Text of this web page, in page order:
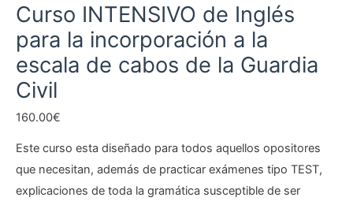
Curso INTENSIVO de Inglés
para la incorporación a la
escala de cabos de la Guardia
Civil
160.00€
Este curso esta diseñado para todos aquellos opositores
que necesitan, además de practicar exámenes tipo TEST,
explicaciones de toda la gramática susceptible de ser